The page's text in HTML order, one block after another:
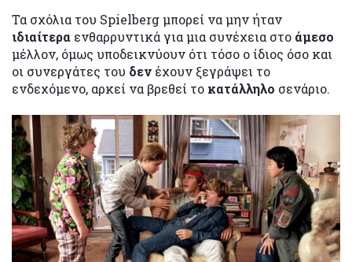
Τα σχόλια του Spielberg μπορεί να μην ήταν
ιδιαίτερα ενθαρρυντικά για μια συνέχεια στο άμεσο
μέλλον, όμως υποδεικνύουν ότι τόσο ο ίδιος όσο και
οι συνεργάτες του δεν έχουν ξεγράψει το
ενδεχόμενο, αρκεί να βρεθεί το κατάλληλο σενάριο.